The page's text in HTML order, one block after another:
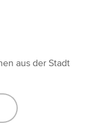
aus der Stadt